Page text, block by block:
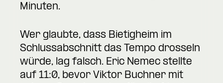
Minuten.
Wer glaubte, dass Bietigheim im
Schlussabschnitt das Tempo drosseln
würde, lag falsch. Eric Nemec stellte
auf 11:0, bevor Viktor Buchner mit